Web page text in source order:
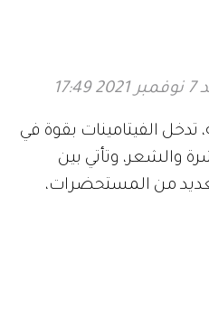
17:49
تدخل الفيتامينات بقوة في
والشعر، وتأتي بين
من المستحضرات،